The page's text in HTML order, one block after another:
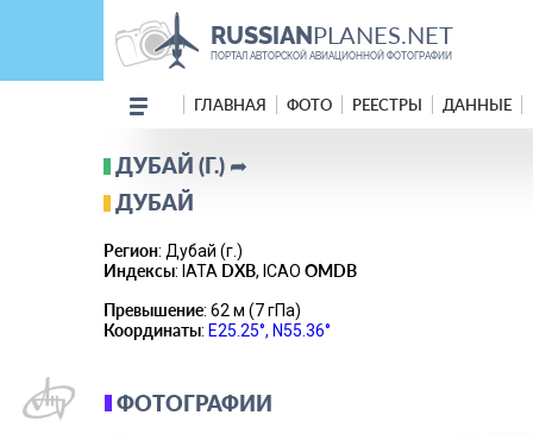
RUSSIANPLANES.NET
ПОРТАЛ АВТОРСКОЙ АВИАЦИОННОЙ ФОТОГРАФИИ
ГЛАВНАЯ ФОТО РЕЕСТРЫ ДАННЫЕ
ДУБАЙ (Г.) ➦
ДУБАЙ
Регион: Дубай (г.)
Индексы: IATA DXB, ICAO OMDB
Превышение: 62 м (7 гПа)
Координаты: E25.25°, N55.36°
ФОТОГРАФИИ